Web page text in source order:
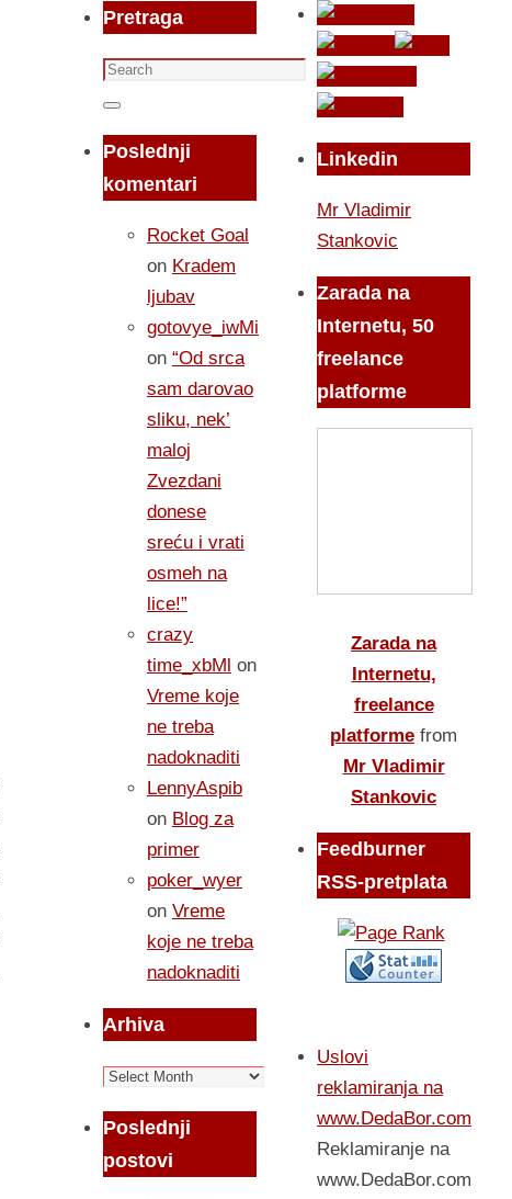
Pretraga
Search
for:
Search
Poslednji
komentari
Rocket Goal
on Kradem
ljubav
gotovye_iwMi
on “Od srca
sam darovao
sliku, nek’
maloj
Zvezdani
donese
sreću i vrati
osmeh na
lice!”
crazy
time_xbMl on
Vreme koje
ne treba
nadoknaditi
LennyAspib
on Blog za
primer
poker_wyer
on Vreme
koje ne treba
nadoknaditi
Arhiva
Arhiva
Poslednji
postovi
Linkedin
Mr Vladimir
Stankovic
Zarada na
Internetu, 50
freelance
platforme
Zarada na
Internetu,
freelance
platforme from
Mr Vladimir
Stankovic
Feedburner
RSS-pretplata
Uslovi
reklamiranja na
www.DedaBor.com
Reklamiranje na
www.DedaBor.com